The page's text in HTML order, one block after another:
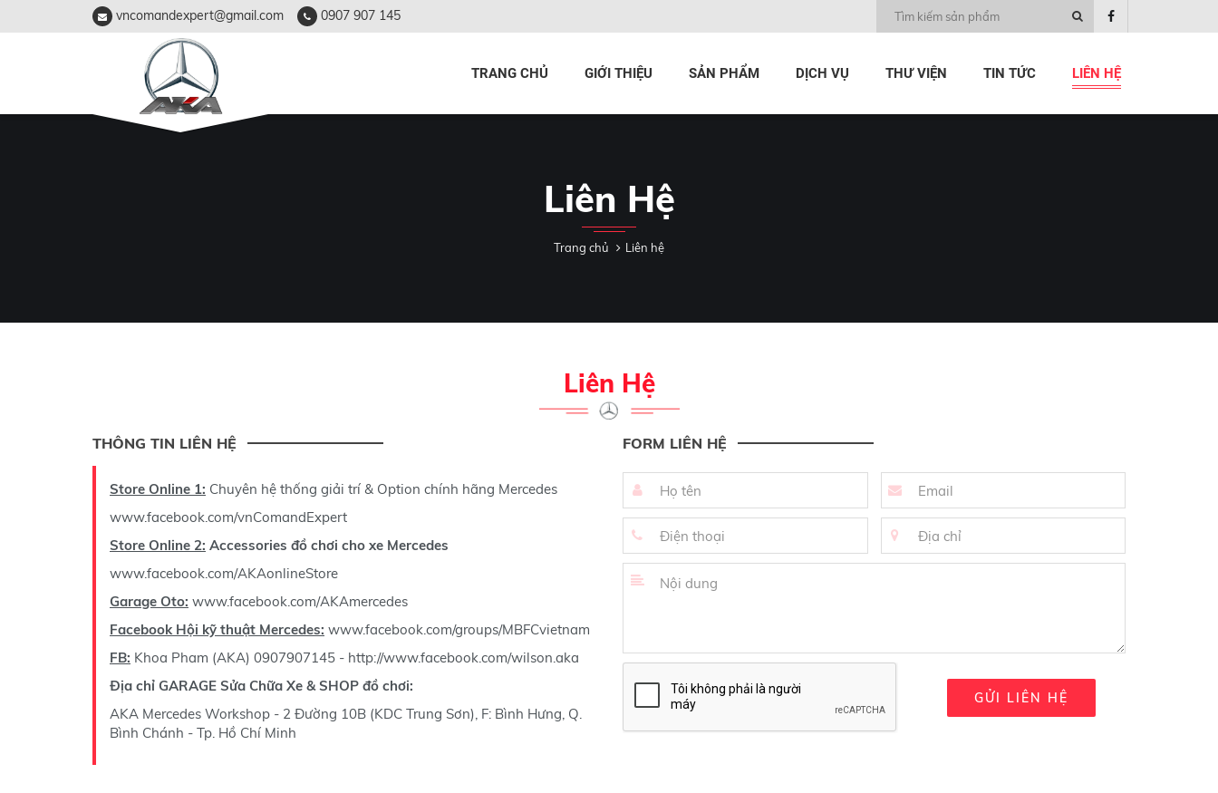
vncomandexpert@gmail.com 0907 907 145
TRANG CHỦ GIỚI THIỆU SẢN PHẨM DỊCH VỤ THƯ VIỆN TIN TỨC LIÊN HỆ
Liên Hệ
Trang chủ Liên hệ
Liên Hệ
THÔNG TIN LIÊN HỆ
Store Online 1: Chuyên hệ thống giải trí & Option chính hãng Mercedes
www.facebook.com/vnComandExpert
Store Online 2: Accessories đồ chơi cho xe Mercedes
www.facebook.com/AKAonlineStore
Garage Oto: www.facebook.com/AKAmercedes
Facebook Hội kỹ thuật Mercedes: www.facebook.com/groups/MBFCvietnam
FB: Khoa Pham (AKA) 0907907145 - http://www.facebook.com/wilson.aka
Địa chỉ GARAGE Sửa Chữa Xe & SHOP đồ chơi:
AKA Mercedes Workshop - 2 Đường 10B (KDC Trung Sơn), F: Bình Hưng, Q.
Bình Chánh - Tp. Hồ Chí Minh
FORM LIÊN HỆ